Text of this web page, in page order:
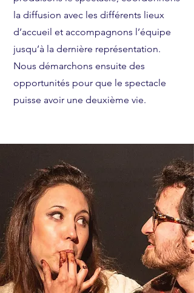
la diffusion avec les différents lieux
d’accueil et accompagnons l’équipe
jusqu’à la dernière représentation.
Nous démarchons ensuite des
opportunités pour que le spectacle
puisse avoir une deuxième vie.